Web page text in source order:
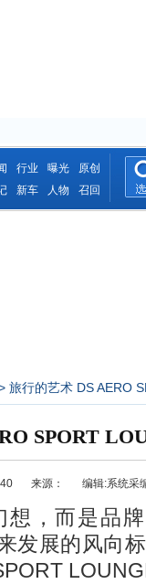
行业 曝光
原创
新车 人物 召回
旅行的艺术 DS AERO
SPORT
来源： 编辑:系统采
，而是品牌
发展的风向